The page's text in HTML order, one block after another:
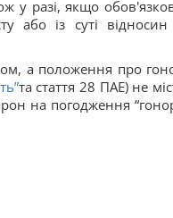
у разі, якщо
або із суті
а положення про
та стаття 28 ПАЕ) не
на погодження